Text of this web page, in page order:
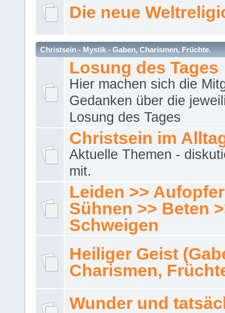
Die neue
Christsein - Mystik - Gaben, Charismen, Früchte.
Losung des Tages
Hier machen sich die
Gedanken über die
Losung des Tages
Christsein im
Aktuelle Themen -
mit.
Leiden >>
Sühnen >> Beten
Schweigen
Heiliger Geist
Charismen,
Wunder und